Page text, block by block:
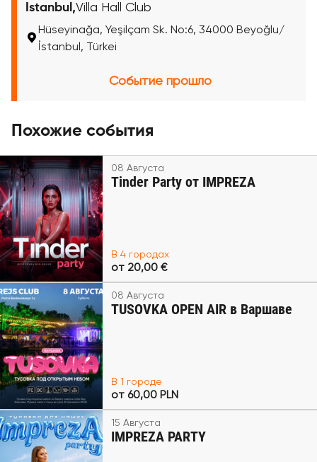
Istanbul,Villa Hall Club
Hüseyinağa, Yeşilçam Sk. No:6, 34000 Beyoğlu/
İstanbul, Türkei
Событие прошло
Похожие события
08 Августа
Tinder Party от IMPREZA
В 4 городах
от 20,00 €
08 Августа
TUSOVKA OPEN AIR в Варшаве
В 1 городе
от 60,00 PLN
15 Августа
IMPREZA PARTY